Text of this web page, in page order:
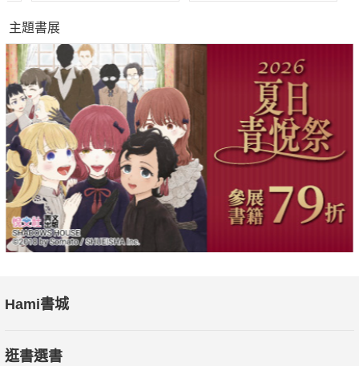
主題書展
Hami書城
逛書選書